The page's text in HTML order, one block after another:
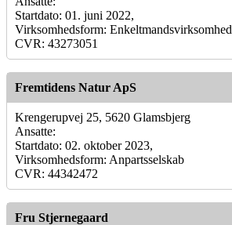
Startdato: 01. juni 2022,
Virksomhedsform: Enkeltmandsvirksomhed
CVR: 43273051
Fremtidens Natur ApS
Krengerupvej 25, 5620 Glamsbjerg
Ansatte:
Startdato: 02. oktober 2023,
Virksomhedsform: Anpartsselskab
CVR: 44342472
Fru Stjernegaard